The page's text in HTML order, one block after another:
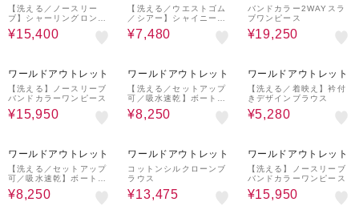
【洗える／ノースリー
ブ】シャーリングロング
ワンピース
¥15,400
【洗える／ウエストゴム
／シアー】シャイニープ
リーツスカート
¥7,480
バンドカラー2WAYスラ
ブワンピース
¥19,250
ワールドアウトレット
【洗える】ノースリーブ
バンドカラーワンピース
¥15,950
ワールドアウトレット
【洗える／セットアップ
可／吸水速乾】ボートネ
ックTブラウス
¥8,250
ワールドアウトレット
【洗える／着映え】衿付
きデザインブラウス
¥5,280
ワールドアウトレット
【洗える／セットアップ
可／吸水速乾】ボートネ
ックTブラウス
¥8,250
ワールドアウトレット
コットンシルクローンブ
ラウス
¥13,475
ワールドアウトレット
【洗える】ノースリーブ
バンドカラーワンピース
¥15,950